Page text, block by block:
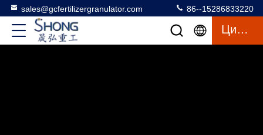
sales@gcfertilizergranulator.com 86--15286833220
Цитата